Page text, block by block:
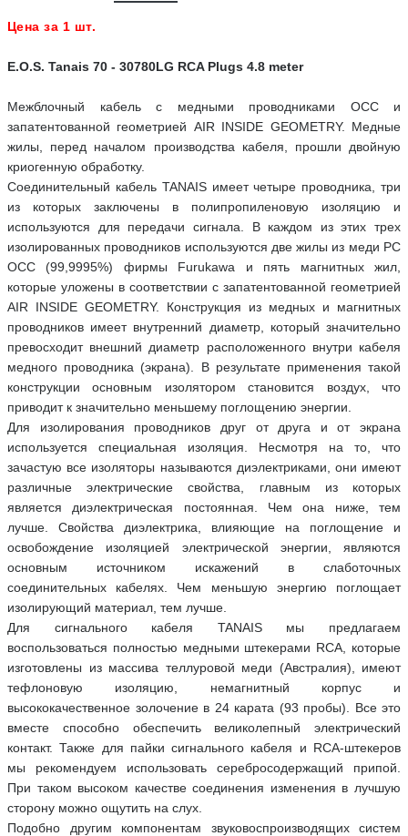
Цена за 1 шт.
E.O.S. Tanais 70 - 30780LG RCA Plugs 4.8 meter
Межблочный кабель с медными проводниками OCC и
запатентованной геометрией AIR INSIDE GEOMETRY. Медные
жилы, перед началом производства кабеля, прошли двойную
криогенную обработку.
Соединительный кабель TANAIS имеет четыре проводника, три
из которых заключены в полипропиленовую изоляцию и
используются для передачи сигнала. В каждом из этих трех
изолированных проводников используются две жилы из меди PC
OCC (99,9995%) фирмы Furukawa и пять магнитных жил,
которые уложены в соответствии с запатентованной геометрией
AIR INSIDE GEOMETRY. Конструкция из медных и магнитных
проводников имеет внутренний диаметр, который значительно
превосходит внешний диаметр расположенного внутри кабеля
медного проводника (экрана). В результате применения такой
конструкции основным изолятором становится воздух, что
приводит к значительно меньшему поглощению энергии.
Для изолирования проводников друг от друга и от экрана
используется специальная изоляция. Несмотря на то, что
зачастую все изоляторы называются диэлектриками, они имеют
различные электрические свойства, главным из которых
является диэлектрическая постоянная. Чем она ниже, тем
лучше. Свойства диэлектрика, влияющие на поглощение и
освобождение изоляцией электрической энергии, являются
основным источником искажений в слаботочных
соединительных кабелях. Чем меньшую энергию поглощает
изолирующий материал, тем лучше.
Для сигнального кабеля TANAIS мы предлагаем
воспользоваться полностью медными штекерами RCA, которые
изготовлены из массива теллуровой меди (Австралия), имеют
тефлоновую изоляцию, немагнитный корпус и
высококачественное золочение в 24 карата (93 пробы). Все это
вместе способно обеспечить великолепный электрический
контакт. Также для пайки сигнального кабеля и RCA-штекеров
мы рекомендуем использовать серебросодержащий припой.
При таком высоком качестве соединения изменения в лучшую
сторону можно ощутить на слух.
Подобно другим компонентам звуковоспроизводящих систем